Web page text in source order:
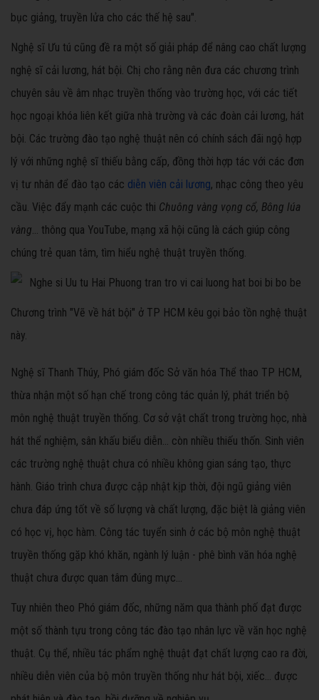
bục giảng, truyền lửa cho các thế hệ sau".
Nghệ sĩ Ưu tú cũng đề ra một số giải pháp để nâng cao chất lượng
nghệ sĩ cải lương, hát bội. Chị cho rằng nên đưa các chương trình
chuyên sâu về âm nhạc truyền thống vào trường học, với các tiết
học ngoại khóa liên kết giữa nhà trường và các đoàn cải lương, hát
bội. Các trường đào tạo nghệ thuật nên có chính sách đãi ngộ hợp
lý với những nghệ sĩ thiếu bằng cấp, đồng thời hợp tác với các đơn
vị tư nhân để đào tạo các diễn viên cải lương, nhạc công theo yêu
cầu. Việc đẩy mạnh các cuộc thi Chuông vàng vọng cổ, Bông lúa
vàng... thông qua YouTube, mạng xã hội cũng là cách giúp công
chúng trẻ quan tâm, tìm hiểu nghệ thuật truyền thống.
Chương trình "Vẽ về hát bội" ở TP HCM kêu gọi bảo tồn nghệ thuật
này.
Nghệ sĩ Thanh Thúy, Phó giám đốc Sở văn hóa Thể thao TP HCM,
thừa nhận một số hạn chế trong công tác quản lý, phát triển bộ
môn nghệ thuật truyền thống. Cơ sở vật chất trong trường học, nhà
hát thể nghiệm, sân khấu biểu diễn... còn nhiều thiếu thốn. Sinh viên
các trường nghệ thuật chưa có nhiều không gian sáng tạo, thực
hành. Giáo trình chưa được cập nhật kịp thời, đội ngũ giảng viên
chưa đáp ứng tốt về số lượng và chất lượng, đặc biệt là giảng viên
có học vị, học hàm. Công tác tuyển sinh ở các bộ môn nghệ thuật
truyền thống gặp khó khăn, ngành lý luận - phê bình văn hóa nghệ
thuật chưa được quan tâm đúng mực...
Tuy nhiên theo Phó giám đốc, những năm qua thành phố đạt được
một số thành tựu trong công tác đào tạo nhân lực về văn học nghệ
thuật. Cụ thể, nhiều tác phẩm nghệ thuật đạt chất lượng cao ra đời,
nhiều diễn viên của bộ môn truyền thống như hát bội, xiếc... được